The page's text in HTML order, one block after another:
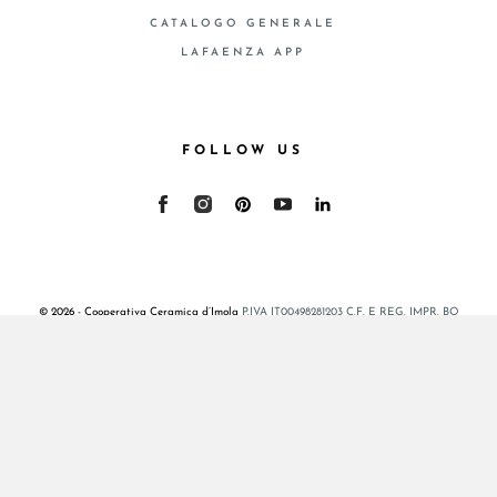
CATALOGO GENERALE
LAFAENZA APP
FOLLOW US
© 2026 - Cooperativa Ceramica d’Imola P.IVA IT00498281203 C.F. E REG. IMPR. BO